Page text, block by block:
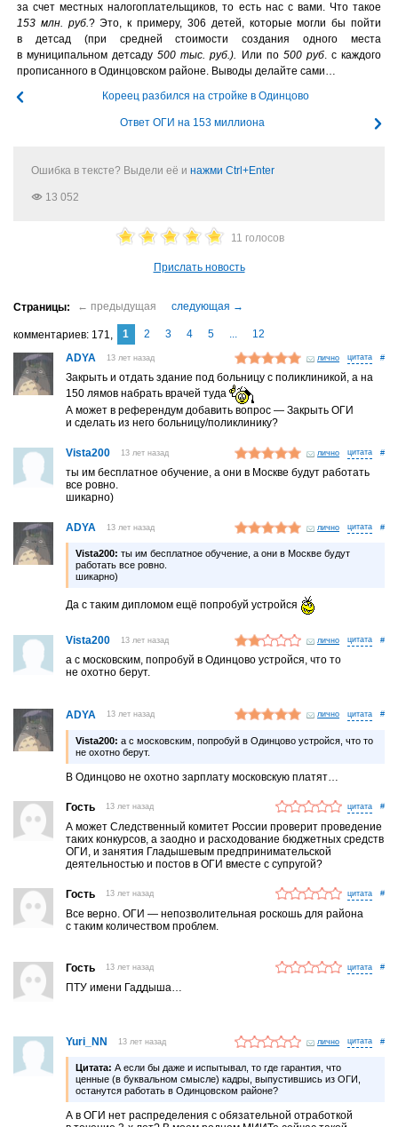
за счет местных налогоплательщиков, то есть нас с вами. Что такое
153 млн. руб.? Это, к примеру, 306 детей, которые могли бы пойти
в детсад (при средней стоимости создания одного места
в муниципальном детсаду500 тыс. руб.). Или по 500 руб. с каждого
прописанного в Одинцовском районе. Выводы делайте сами…
Кореец разбился на стройке в Одинцово
Ответ ОГИ на 153 миллиона
Ошибка в тексте? Выдели её и нажми Ctrl+Enter
13 052
11 голосов
Прислать новость
комментариев 171 1 2 3 4 5 ...
12
ADYA
13 лет назад лично #
Закрыть и отдать здание под больницу с поликлиникой, а на
150 лямов набрать врачей туда
А может в референдум добавить вопрос — Закрыть ОГИ
и сделать из него больницу/поликлинику?
Vista200 13 лет назад лично #
ты им бесплатное обучение, а они в Москве будут работать
все ровно.
шикарно)
ADYA 13 лет назад лично #
Vista200: ты им бесплатное обучение, а они в Москве будут
работать все ровно.
шикарно)
Да с таким дипломом ещё попробуй устройся
Vista200 13 лет назад лично #
а с московским, попробуй в Одинцово устройся, что то
не охотно берут.
ADYA 13 лет назад лично #
Vista200: а с московским, попробуй в Одинцово устройся, что то
не охотно берут.
В Одинцово не охотно зарплату московскую платят…
Гость 13 лет назад #
А может Следственный комитет России проверит проведение
таких конкурсов, а заодно и расходование бюджетных средств
ОГИ, и занятия Гладышевым предпринимательской
деятельностью и постов в ОГИ вместе с супругой?
Гость 13 лет назад #
Все верно. ОГИ — непозволительная роскошь для района
с таким количеством проблем.
Гость 13 лет назад #
ПТУ имени Гаддыша…
Yuri_NN 13 лет назад лично #
Цитата: А если бы даже и испытывал, то где гарантия, что
ценные (в буквальном смысле) кадры, выпустившись из ОГИ,
останутся работать в Одинцовском районе?
А в ОГИ нет распределения с обязательной отработкой